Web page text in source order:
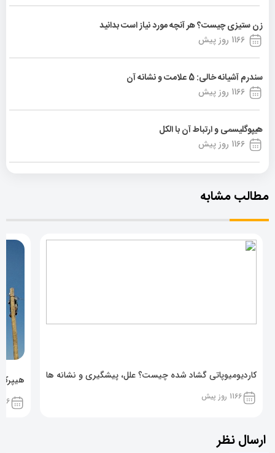
زن ستیزی چیست؟ هر آنچه مورد نیاز است بدانید
1166 روز پیش
سندرم آشیانه خالی: 5 علامت و نشانه آن
1166 روز پیش
هیپوگلیسمی و ارتباط آن با الکل
1166 روز پیش
مطالب مشابه
کاردیومیوپاتی گشاد شده چیست؟ علل، پیشگیری و نشانه ها
1166 روز پیش 1166
ارسال نظر